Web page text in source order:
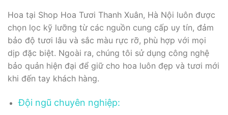
Hoa tại Shop Hoa Tươi Thanh Xuân, Hà Nội luôn được
chọn lọc kỹ lưỡng từ các nguồn cung cấp uy tín, đảm
bảo độ tươi lâu và sắc màu rực rỡ, phù hợp với mọi
dịp đặc biệt. Ngoài ra, chúng tôi sử dụng công nghệ
bảo quản hiện đại để giữ cho hoa luôn đẹp và tươi mới
khi đến tay khách hàng.
Đội ngũ chuyên nghiệp: